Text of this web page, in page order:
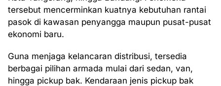
tersebut mencerminkan kuatnya kebutuhan rantai
pasok di kawasan penyangga maupun pusat-pusat
ekonomi baru.
Guna menjaga kelancaran distribusi, tersedia
berbagai pilihan armada mulai dari sedan, van,
hingga pickup bak. Kendaraan jenis pickup bak